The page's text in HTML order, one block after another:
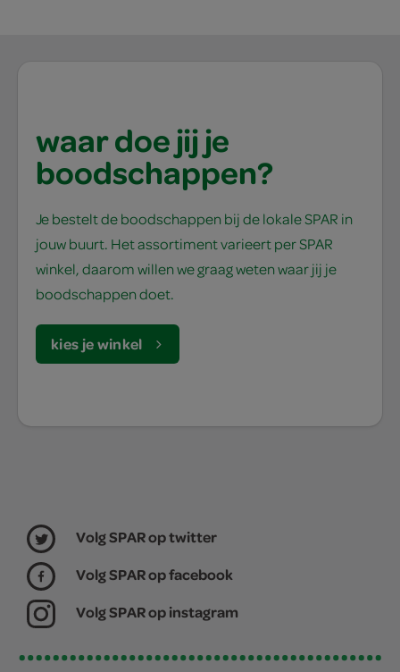
waar doe jij je
boodschappen?
Je bestelt de boodschappen bij de lokale SPAR in
jouw buurt. Het assortiment varieert per SPAR
winkel, daarom willen we graag weten waar jij je
boodschappen doet.
kies je winkel
Volg SPAR op twitter
Volg SPAR op facebook
Volg SPAR op instagram